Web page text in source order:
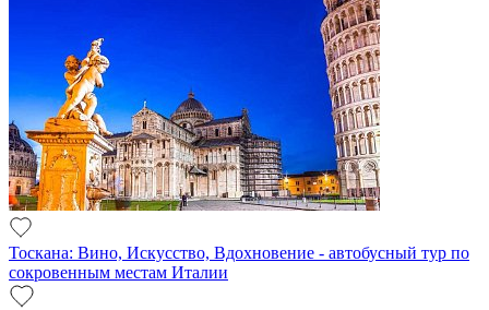
Тоскана: Вино, Искусство, Вдохновение - автобусный тур по
сокровенным местам Италии